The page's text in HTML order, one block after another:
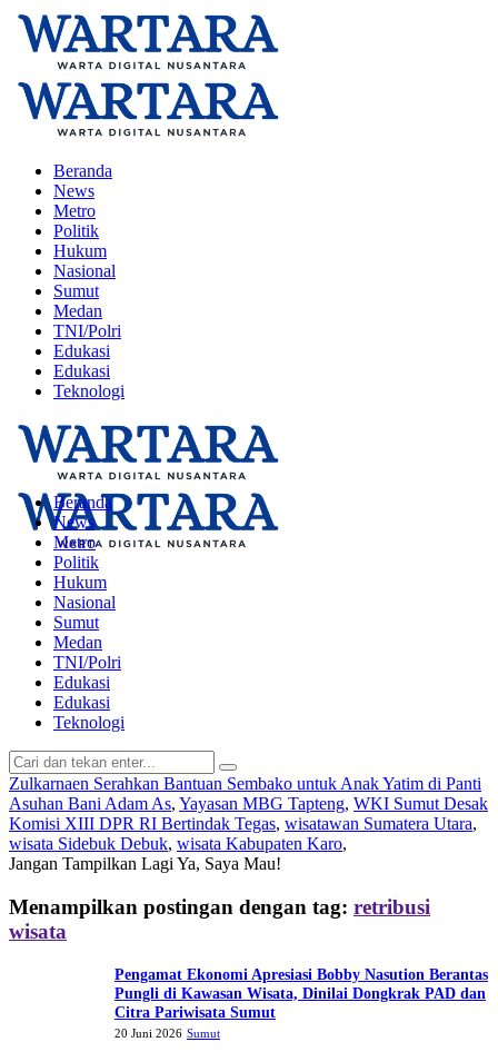
Beranda
News
Metro
Politik
Hukum
Nasional
Sumut
Medan
TNI/Polri
Edukasi
Edukasi
Teknologi
Beranda
News
Metro
Politik
Hukum
Nasional
Sumut
Medan
TNI/Polri
Edukasi
Edukasi
Teknologi
Zulkarnaen Serahkan Bantuan Sembako untuk Anak Yatim di Panti
Asuhan Bani Adam As, Yayasan MBG Tapteng, WKI Sumut Desak
Komisi XIII DPR RI Bertindak Tegas, wisatawan Sumatera Utara,
wisata Sidebuk Debuk, wisata Kabupaten Karo,
Jangan Tampilkan LagiYa, Saya Mau!
Menampilkan postingan dengan tag: retribusi
wisata
Pengamat Ekonomi Apresiasi Bobby Nasution Berantas
Pungli di Kawasan Wisata, Dinilai Dongkrak PAD dan
Citra Pariwisata Sumut
20 Juni 2026 Sumut